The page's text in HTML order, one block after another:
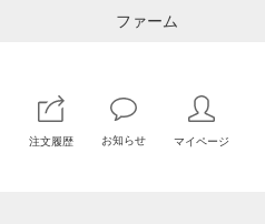
ファーム
注文履歴 お知らせ マイページ